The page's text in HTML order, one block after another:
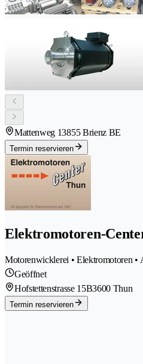
Mattenweg 13855 Brienz BE
Termin reservieren
Elektromotoren-
Motorenwicklerei • Elektromotoren •
Geöffnet
Hofstettenstrasse 15B3600 Thun
Termin reservieren